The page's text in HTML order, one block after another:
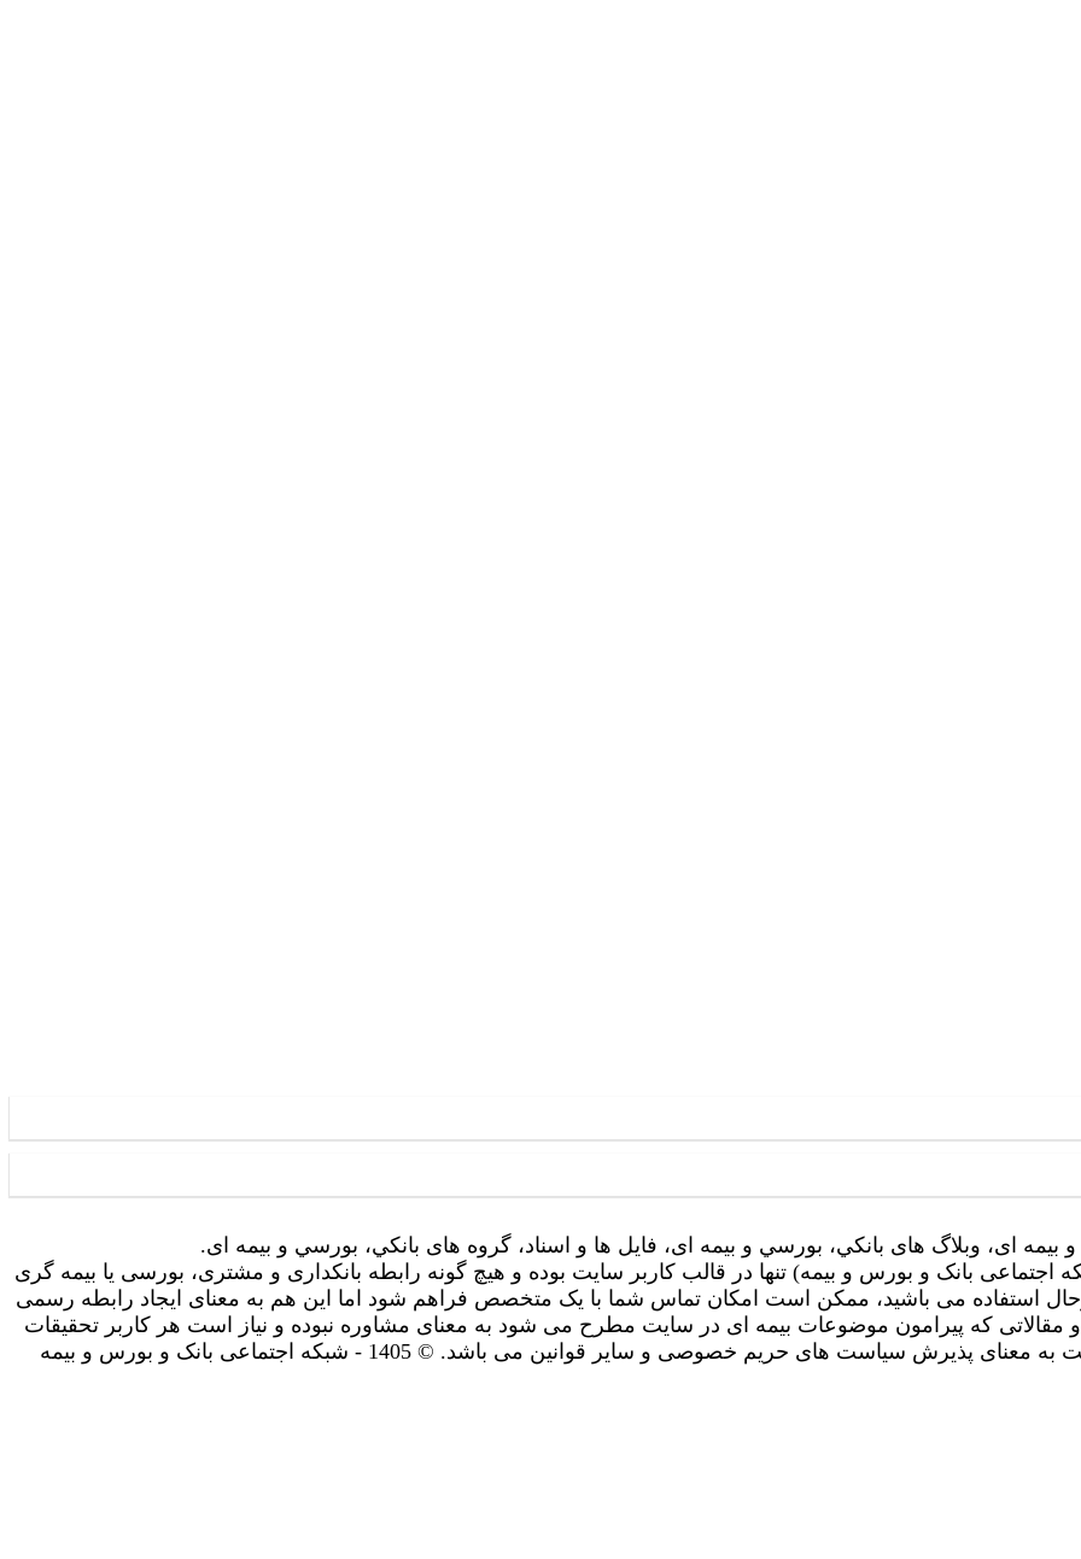
بیمه ای، وبلاگ های بانکي، بورسي و بیمه ای، فایل ها و اسناد، گروه های بانکي، بورسي و بیمه ای.
بانک و بورس و بیمه) تنها در قالب کاربر سایت بوده و هیچ گونه رابطه بانکداری و مشتری، بورسی یا بیمه گری
استفاده می باشید، ممکن است امکان تماس شما با یک متخصص فراهم شود اما این هم به معنای ایجاد رابطه رسمی
مقالاتی که پیرامون موضوعات بیمه ای در سایت مطرح می شود به معنای مشاوره نبوده و نیاز است هر کاربر تحقیقات
و مشاوره های لازم را شخصا انجام دهد. استفاده شما از سایت به معنای پذیرش سیاست های حریم خصوصی و سایر قوانین می باشد. © 1405 - شبکه اجتماعی بانک و بورس و بیمه